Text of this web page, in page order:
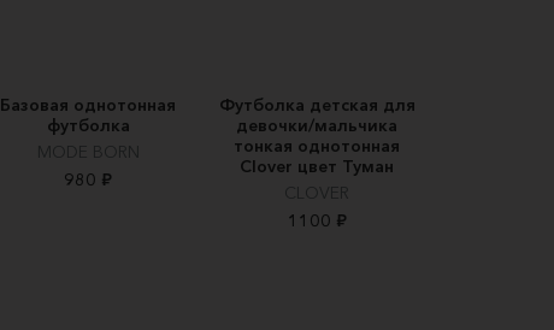
Базовая однотонная
футболка
MODE BORN
980 ₽
Футболка детская для
девочки/мальчика
тонкая однотонная
Clover цвет Туман
CLOVER
1100 ₽